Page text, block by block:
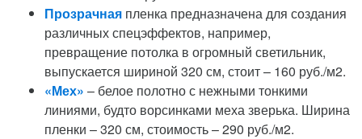
Прозрачная пленка предназначена для создания
различных спецэффектов, например,
превращение потолка в огромный светильник,
выпускается шириной 320 см, стоит – 160 руб./м2.
«Мех» – белое полотно с нежными тонкими
линиями, будто ворсинками меха зверька. Ширина
пленки – 320 см, стоимость – 290 руб./м2.